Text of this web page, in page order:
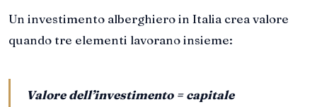
Un investimento alberghiero in Italia crea valore
quando tre elementi lavorano insieme:
Valore dell’investimento = capitale